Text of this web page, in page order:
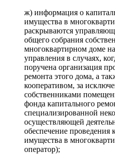
ж) информация о
имущества в
раскрываются
общего собрания
многоквартирном доме
управления в случаях,
поручена организация
ремонта этого дома, а
кооперативом, за
собственниками
фонда капитального
специализированной
осуществляющей
обеспечение проведения
имущества в
оператор);